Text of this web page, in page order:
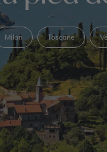
Milan Toscane